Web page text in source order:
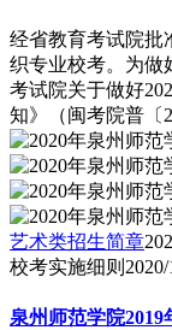
经省教育考试院批
织专业校考。为做
考试院关于做好
知》（闽考院普〔
艺术类招生简章
校考实施细则
泉州师范学院